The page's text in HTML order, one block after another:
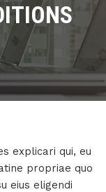
explicari qui, eu
propriae quo
eius eligendi